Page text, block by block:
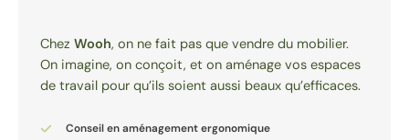
Chez Wooh, on ne fait pas que vendre du mobilier.
On imagine, on conçoit, et on aménage vos espaces
de travail pour qu’ils soient aussi beaux qu’efficaces.
Conseil en aménagement ergonomique